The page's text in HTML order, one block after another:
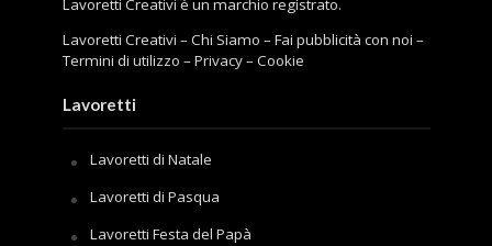
Lavoretti Creativi è un marchio registrato.
Lavoretti Creativi –Chi Siamo –Fai pubblicità con noi –
Termini di utilizzo –Privacy–Cookie
Lavoretti
Lavoretti di Natale
Lavoretti di Pasqua
Lavoretti Festa del Papà